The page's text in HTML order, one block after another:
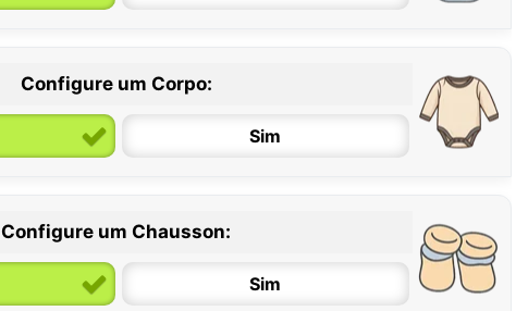
Configure um Corpo:
Sim
6 / 12 meses 12 / 18 meses
Configure um Chausson:
Sim